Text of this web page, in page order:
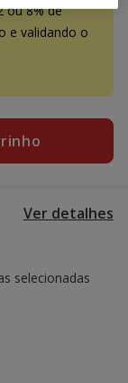
ou 8% de
e validando o
Ver detalhes
selecionadas